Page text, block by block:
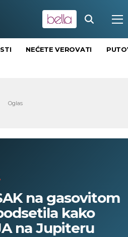
NEĆETE VEROVATI
na gasovitom
kako
na Jupiteru